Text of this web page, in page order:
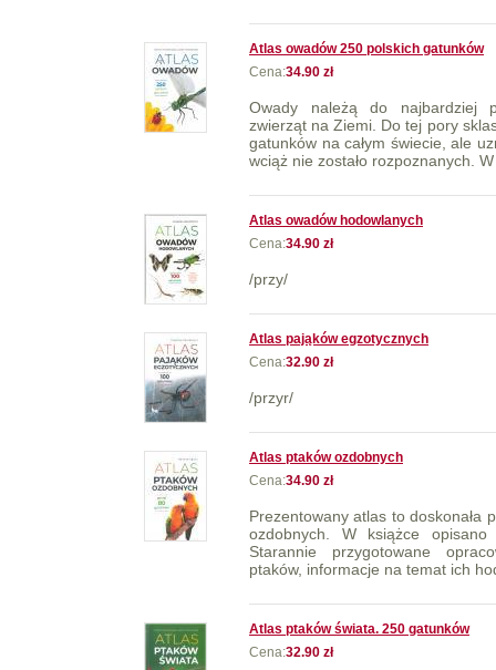
Atlas owadów 250 polskich gatunków
Cena:34.90 zł
Owady należą do najbardziej
zwierząt na Ziemi. Do tej pory
gatunków na całym świecie, ale
wciąż nie zostało rozpoznanych.
Atlas owadów hodowlanych
Cena:34.90 zł
/przy/
Atlas pająków egzotycznych
Cena:32.90 zł
/przyr/
Atlas ptaków ozdobnych
Cena:34.90 zł
Prezentowany atlas to doskonała
ozdobnych. W książce opisano
Starannie przygotowane
ptaków, informacje na temat ich
Atlas ptaków świata. 250 gatunków
Cena:32.90 zł